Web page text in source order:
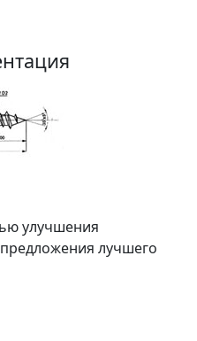
улучшения
лучшего